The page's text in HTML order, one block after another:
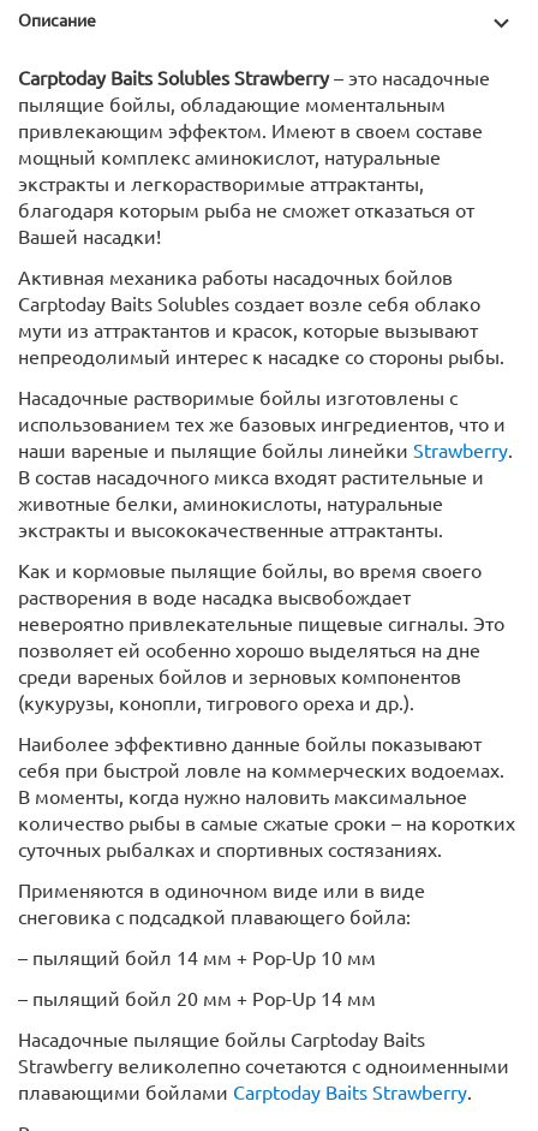
Описание
Carptoday Baits Solubles Strawberry– это насадочные
пылящие бойлы, обладающие моментальным
привлекающим эффектом. Имеют в своем составе
мощный комплекс аминокислот, натуральные
экстракты и легкорастворимые аттрактанты,
благодаря которым рыба не сможет отказаться от
Вашей насадки!
Активная механика работы насадочных бойлов
Carptoday Baits Solubles создает возле себя облако
мути из аттрактантов и красок, которые вызывают
непреодолимый интерес к насадке со стороны рыбы.
Насадочные растворимые бойлы изготовлены с
использованием тех же базовых ингредиентов, что и
наши вареные и пылящие бойлы линейки Strawberry
В состав насадочного микса входят растительные и
животные белки, аминокислоты, натуральные
экстракты и высококачественные аттрактанты.
Как и кормовые пылящие бойлы, во время своего
растворения в воде насадка высвобождает
невероятно привлекательные пищевые сигналы. Это
позволяет ей особенно хорошо выделяться на дне
среди вареных бойлов и зерновых компонентов
(кукурузы, конопли, тигрового ореха и др.).
Наиболее эффективно данные бойлы показывают
себя при быстрой ловле на коммерческих водоемах.
В моменты, когда нужно наловить максимальное
количество рыбы в самые сжатые сроки – на коротких
суточных рыбалках и спортивных состязаниях.
Применяются в одиночном виде или в виде
снеговика с подсадкой плавающего бойла:
– пылящий бойл 14 мм + Pop-Up 10 мм
– пылящий бойл 20 мм + Pop-Up 14 мм
Насадочные пылящие бойлы Carptoday Baits
Strawberry великолепно сочетаются с одноименными
плавающими бойлами Carptoday Baits Strawberry